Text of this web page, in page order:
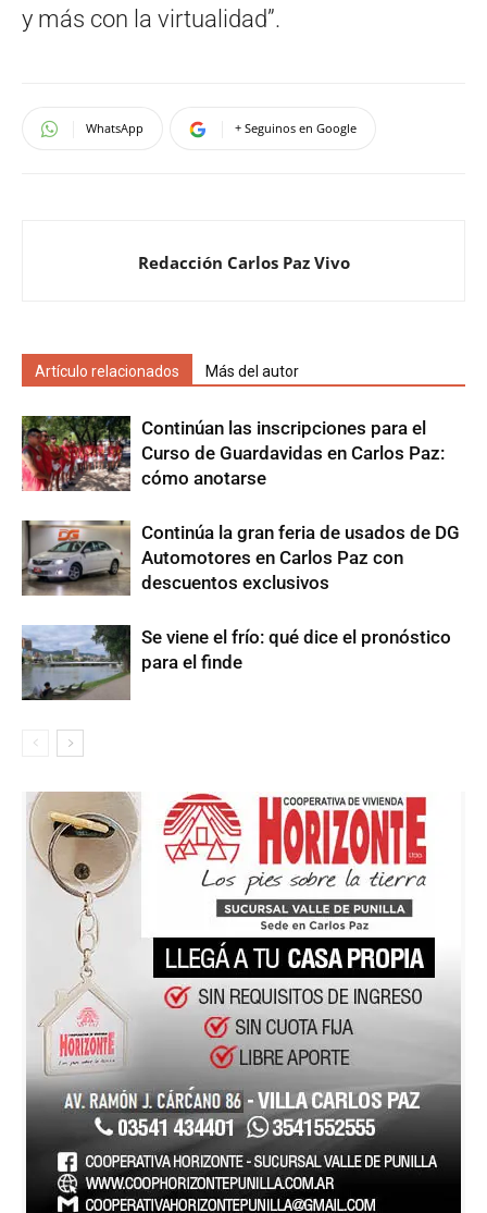
y más con la virtualidad”.
WhatsApp + Seguinos en Google
Redacción Carlos Paz Vivo
Artículo relacionados Más del autor
Continúan las inscripciones para el
Curso de Guardavidas en Carlos Paz:
cómo anotarse
Continúa la gran feria de usados de DG
Automotores en Carlos Paz con
descuentos exclusivos
Se viene el frío: qué dice el pronóstico
para el finde